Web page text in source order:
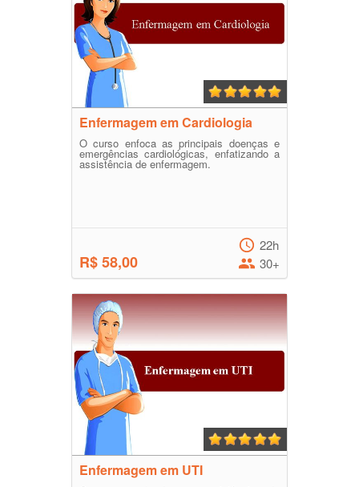
Enfermagem em Cardiologia
O curso enfoca as principais doenças e
emergências cardiológicas, enfatizando a
assistência de enfermagem.
R$ 58,00
22h
30+
Enfermagem em UTI